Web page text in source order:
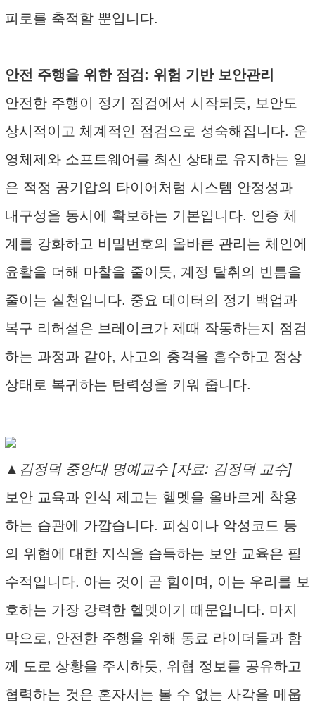
피로를 축적할 뿐입니다.
안전 주행을 위한 점검: 위험 기반 보안관리
안전한 주행이 정기 점검에서 시작되듯, 보안도
상시적이고 체계적인 점검으로 성숙해집니다. 운
영체제와 소프트웨어를 최신 상태로 유지하는 일
은 적정 공기압의 타이어처럼 시스템 안정성과
내구성을 동시에 확보하는 기본입니다. 인증 체
계를 강화하고 비밀번호의 올바른 관리는 체인에
윤활을 더해 마찰을 줄이듯, 계정 탈취의 빈틈을
줄이는 실천입니다. 중요 데이터의 정기 백업과
복구 리허설은 브레이크가 제때 작동하는지 점검
하는 과정과 같아, 사고의 충격을 흡수하고 정상
상태로 복귀하는 탄력성을 키워 줍니다.
▲김정덕 중앙대 명예교수 [자료: 김정덕 교수]
보안 교육과 인식 제고는 헬멧을 올바르게 착용
하는 습관에 가깝습니다. 피싱이나 악성코드 등
의 위협에 대한 지식을 습득하는 보안 교육은 필
수적입니다. 아는 것이 곧 힘이며, 이는 우리를 보
호하는 가장 강력한 헬멧이기 때문입니다. 마지
막으로, 안전한 주행을 위해 동료 라이더들과 함
께 도로 상황을 주시하듯, 위협 정보를 공유하고
협력하는 것은 혼자서는 볼 수 없는 사각을 메웁